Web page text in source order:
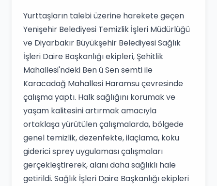
Yurttaşların talebi üzerine harekete geçen
Yenişehir Belediyesi Temizlik İşleri Müdürlüğü
ve Diyarbakır Büyükşehir Belediyesi Sağlık
İşleri Daire Başkanlığı ekipleri, Şehitlik
Mahallesi'ndeki Ben û Sen semti ile
Karacadağ Mahallesi Haramsu çevresinde
çalışma yaptı. Halk sağlığını korumak ve
yaşam kalitesini artırmak amacıyla
ortaklaşa yürütülen çalışmalarda, bölgede
genel temizlik, dezenfekte, ilaçlama, koku
giderici sprey uygulaması çalışmaları
gerçekleştirerek, alanı daha sağlıklı hale
getirildi. Sağlık İşleri Daire Başkanlığı ekipleri